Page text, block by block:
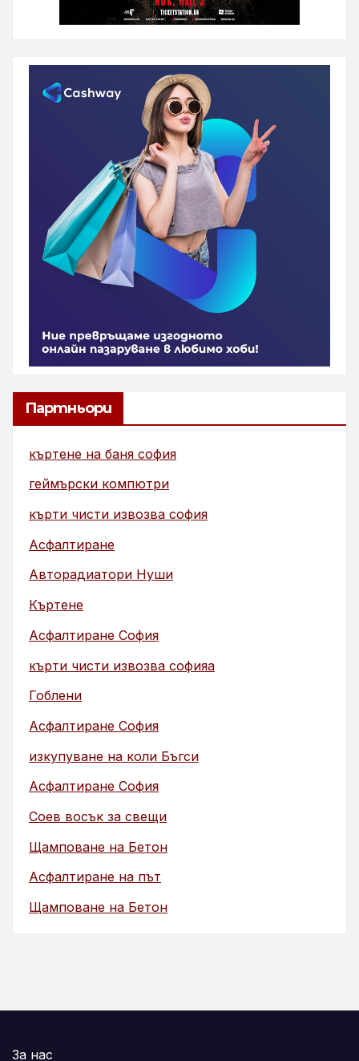
Партньори
къртене на баня софия
геймърски компютри
кърти чисти извозва софия
Асфалтиране
Авторадиатори Нуши
Къртене
Асфалтиране София
кърти чисти извозва софияа
Гоблени
Асфалтиране София
изкупуване на коли Бъгси
Асфалтиране София
Соев восък за свещи
Щамповане на Бетон
Асфалтиране на път
Щамповане на Бетон
За нас